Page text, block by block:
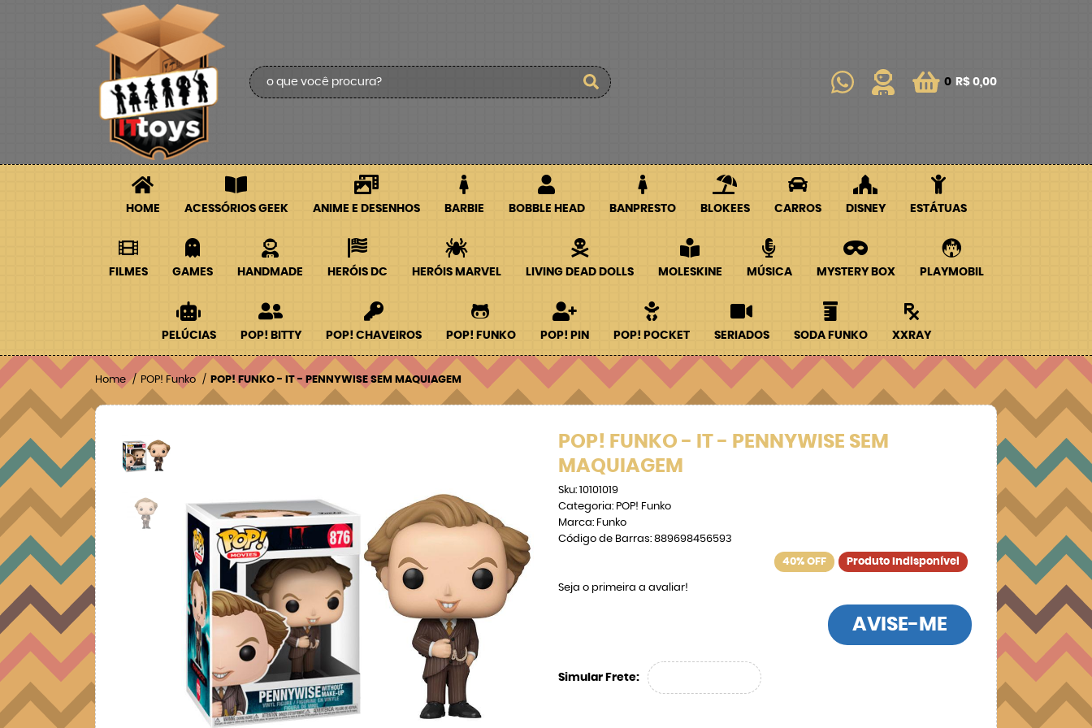
0 R$ 0,00
HOME ACESSÓRIOS GEEK ANIME E DESENHOS BARBIE BOBBLE HEAD BANPRESTO BLOKEES CARROS DISNEY ESTÁTUAS
FILMES GAMES HANDMADE HERÓIS DC HERÓIS MARVEL LIVING DEAD DOLLS MOLESKINE MÚSICA MYSTERY BOX PLAYMOBIL
PELÚCIAS POP! BITTY POP! CHAVEIROS POP! FUNKO POP! PIN POP! POCKET SERIADOS SODA FUNKO XXRAY
Home POP! Funko POP! FUNKO - IT - PENNYWISE SEM MAQUIAGEM
POP! FUNKO - IT - PENNYWISE SEM
MAQUIAGEM
Sku: 10101019
Categoria: POP! Funko
Marca: Funko
Código de Barras: 889698456593
40% OFF Produto Indisponível
Seja o primeira a avaliar!
AVISE-ME
Simular Frete: